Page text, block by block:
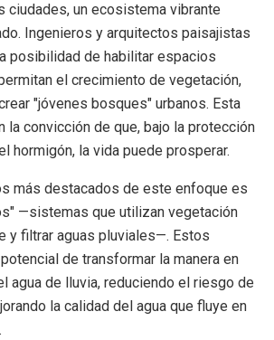
ciudades, un ecosistema vibrante
Ingenieros y arquitectos paisajistas
posibilidad de habilitar espacios
el crecimiento de vegetación,
"jóvenes bosques" urbanos. Esta
la convicción de que, bajo la protección
hormigón, la vida puede prosperar.
más destacados de este enfoque es
—sistemas que utilizan vegetación
y filtrar aguas pluviales—. Estos
de transformar la manera en
agua de lluvia, reduciendo el riesgo de
la calidad del agua que fluye en